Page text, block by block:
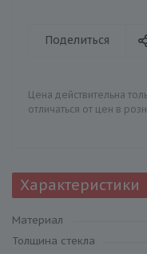
Поделиться
Цена действительна
отличаться от цен в
Характеристики
Материал
Толщина стекла